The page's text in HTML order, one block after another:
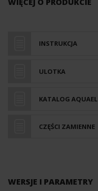
INSTRUKCJA
ULOTKA
KATALOG AQUAEL
CZĘŚCI ZAMIENNE
WERSJE I PARAMETRY